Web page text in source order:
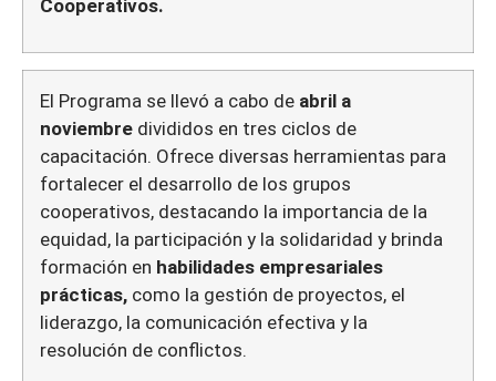
Cooperativos.
El Programa se llevó a cabo de abril a
noviembre divididos en tres ciclos de
capacitación. Ofrece diversas herramientas para
fortalecer el desarrollo de los grupos
cooperativos, destacando la importancia de la
equidad, la participación y la solidaridad y brinda
formación en habilidades empresariales
prácticas, como la gestión de proyectos, el
liderazgo, la comunicación efectiva y la
resolución de conflictos.